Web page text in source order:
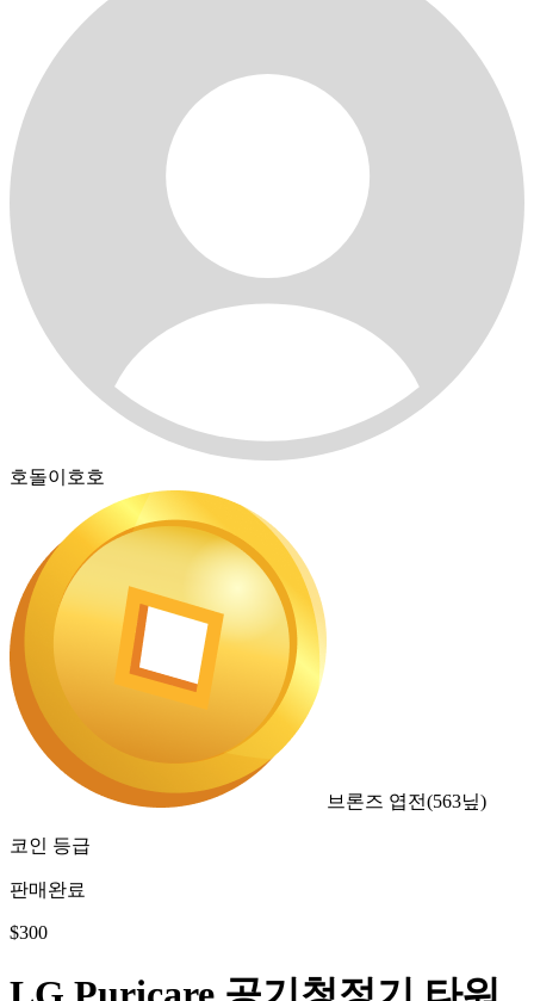
호돌이호호
브론즈 엽전(563닢)
코인 등급
판매완료
$300